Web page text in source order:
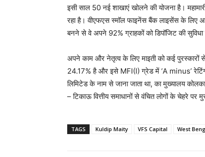
इसी साल 50 नई शाखाएं खोलने की योजना है।
रहा है। वीएफएस स्मॉल फाइनेंस बैंक लाइसेंस के लिए
बनने से वे अपने 92% ग्राहकों को डिपॉजिट की सुविधा
अपने काम और नेतृत्व के लिए माइती को कई पुरस्कारों
24.17% है और इसे MFI(I) ग्रेड में ‘A minus’
लिमिटेड के नाम से जाना जाता था, का मुख्यालय
– टिकाऊ वित्तीय समाधानों से वंचित लोगों के चेहरे पर
TAGS Kuldip Maity VFS Capital West